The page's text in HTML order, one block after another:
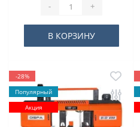
- +
В КОРЗИНУ
-28%
Популярный
Акция